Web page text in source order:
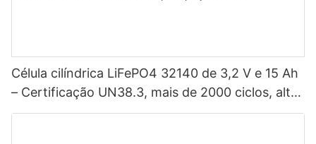
Célula cilíndrica LiFePO4 32140 de 3,2 V e 15 Ah
– Certificação UN38.3, mais de 2000 ciclos, alta
potência para veículos elétricos, sistemas